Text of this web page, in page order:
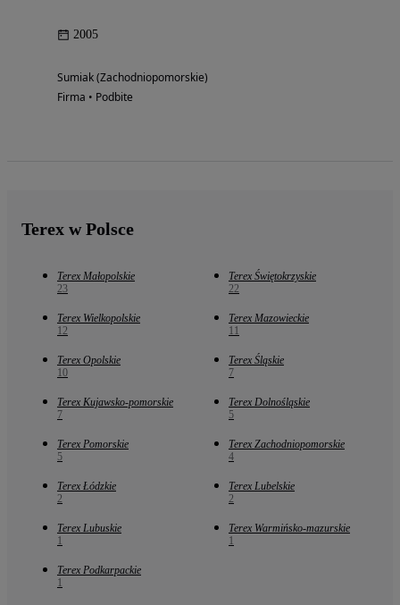
2005
Sumiak (Zachodniopomorskie)
Firma • Podbite
Terex w Polsce
Terex Małopolskie
23
Terex Świętokrzyskie
22
Terex Wielkopolskie
12
Terex Mazowieckie
11
Terex Opolskie
10
Terex Śląskie
7
Terex Kujawsko-pomorskie
7
Terex Dolnośląskie
5
Terex Pomorskie
5
Terex Zachodniopomorskie
4
Terex Łódzkie
2
Terex Lubelskie
2
Terex Lubuskie
1
Terex Warmińsko-mazurskie
1
Terex Podkarpackie
1